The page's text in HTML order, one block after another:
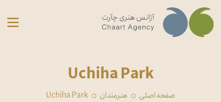
Uchiha Park
صفحه اصلی ‏هنرمندان Uchiha Park